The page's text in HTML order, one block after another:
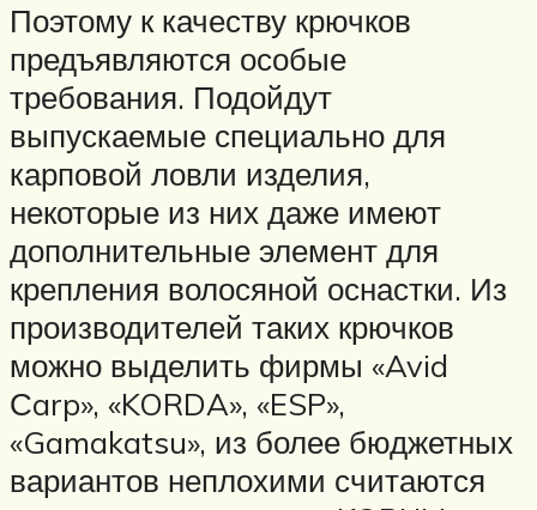
Поэтому к качеству крючков
предъявляются особые
требования. Подойдут
выпускаемые специально для
карповой ловли изделия,
некоторые из них даже имеют
дополнительные элемент для
крепления волосяной оснастки. Из
производителей таких крючков
можно выделить фирмы «Avid
Сarp», «KORDA», «ESP»,
«Gamakatsu», из более бюджетных
вариантов неплохими считаются